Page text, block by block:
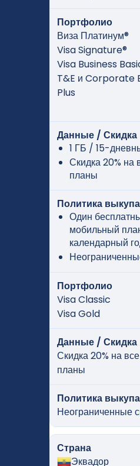
Портфолио
Виза Платинум®
Visa Signature®
Visa Business
T&E и Corporate
Plus
Данные / Скидка
1 ГБ / 15-
Скидка 20% на
планы
Политика выкупа
Один
мобильный
календарный
Портфолио
Visa Classic
Visa Gold
Данные / Скидка
Скидка 20% на
планы
Политика выкупа
Неограниченные
Страна
Эквадор